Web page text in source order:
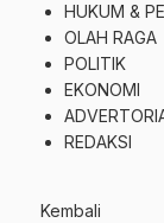
HUKUM &
OLAH RAGA
POLITIK
EKONOMI
REDAKSI
Kembali